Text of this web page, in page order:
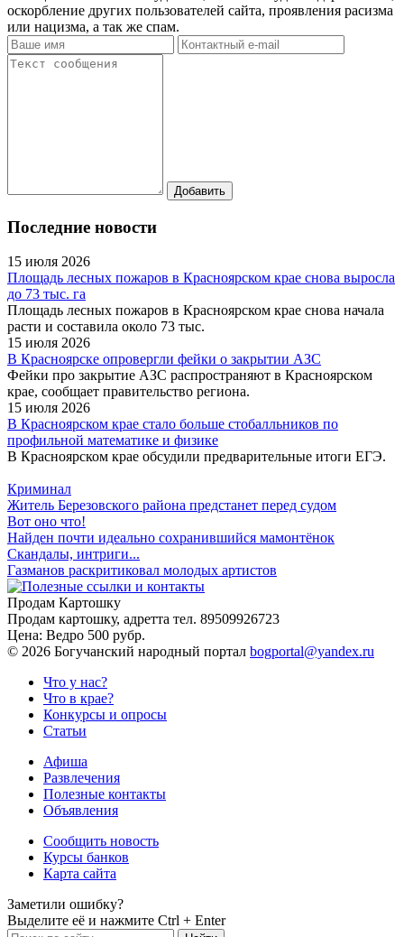
оскорбление других пользователей сайта, проявления расизма
или нацизма, а так же спам.
Последние новости
15 июля 2026
Площадь лесных пожаров в Красноярском крае снова выросла
до 73 тыс. га
Площадь лесных пожаров в Красноярском крае снова начала
расти и составила около 73 тыс.
15 июля 2026
В Красноярске опровергли фейки о закрытии АЗС
Фейки про закрытие АЗС распространяют в Красноярском
крае, сообщает правительство региона.
15 июля 2026
В Красноярском крае стало больше стобалльников по
профильной математике и физике
В Красноярском крае обсудили предварительные итоги ЕГЭ.
Криминал
Житель Березовского района предстанет перед судом
Вот оно что!
Найден почти идеально сохранившийся мамонтёнок
Скандалы, интриги...
Газманов раскритиковал молодых артистов
Продам Картошку
Продам картошку, адретта тел. 89509926723
Цена: Ведро 500 рубр.
© 2026 Богучанский народный портал bogportal@yandex.ru
Что у нас?
Что в крае?
Конкурсы и опросы
Статьи
Афиша
Развлечения
Полезные контакты
Объявления
Сообщить новость
Курсы банков
Карта сайта
Заметили ошибку?
Выделите её и нажмите Ctrl + Enter